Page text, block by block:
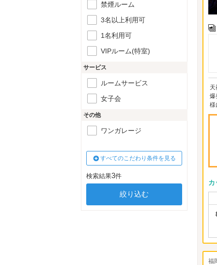
爆
様
カ
福
禁煙ルーム
3名以上利用可
1名利用可
VIPルーム(特室)
サービス
ルームサービス
女子会
その他
ワンガレージ
すべてのこだわり条件を見る
検索結果3件